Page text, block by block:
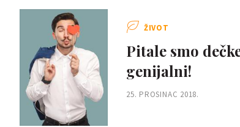
ŽIVOT
Pitale smo
genijalni!
25. PROSINAC 2018.